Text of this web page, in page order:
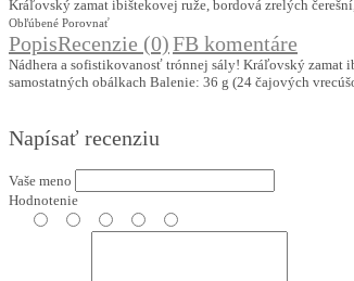
Kráľovský zamat ibištekovej ruže, bordová zrelých
Obľúbené Porovnať
PopisRecenzie (0)FB komentáre
Nádhera a sofistikovanosť trónnej sály! Kráľovský zamat
samostatných obálkach Balenie: 36 g (24 čajových
Napísať recenziu
Vaše meno
Hodnotenie